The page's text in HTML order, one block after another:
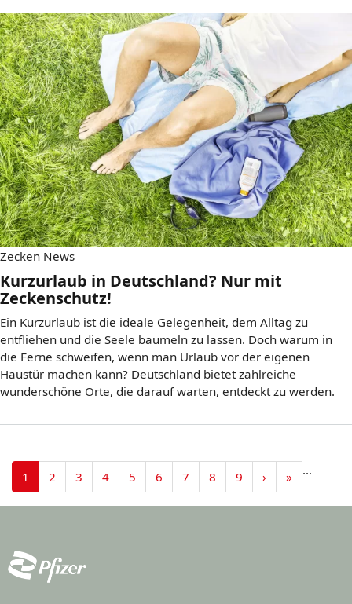
Zecken News
Kurzurlaub in Deutschland? Nur mit
Zeckenschutz!
Ein Kurzurlaub ist die ideale Gelegenheit, dem Alltag zu
entfliehen und die Seele baumeln zu lassen. Doch warum in
die Ferne schweifen, wenn man Urlaub vor der eigenen
Haustür machen kann? Deutschland bietet zahlreiche
wunderschöne Orte, die darauf warten, entdeckt zu werden.
Seitennummerierung
1 2 3 4 5 6 7 8 9 › Nächste
Seite
» Last
page
…